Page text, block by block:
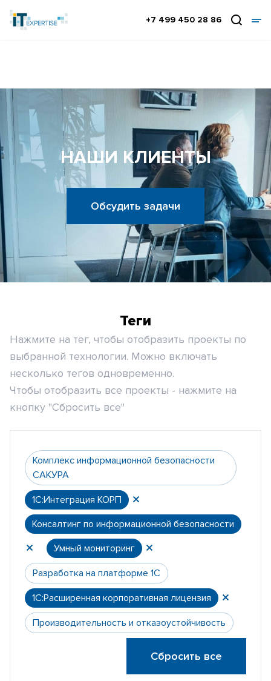
+7 499 450 28 86
НАШИ КЛИЕНТЫ
Обсудить задачи
Теги
Нажмите на тег, чтобы отобразить проекты по
выбранной технологии. Можно включать
несколько тегов одновременно.
Чтобы отобразить все проекты - нажмите на
кнопку "Сбросить все"
Комплекс информационной безопасности
САКУРА
1С:Интеграция КОРП
Консалтинг по информационной безопасности
Умный мониторинг
Разработка на платформе 1С
1С:Расширенная корпоративная лицензия
Производительность и отказоустойчивость
Сбросить все